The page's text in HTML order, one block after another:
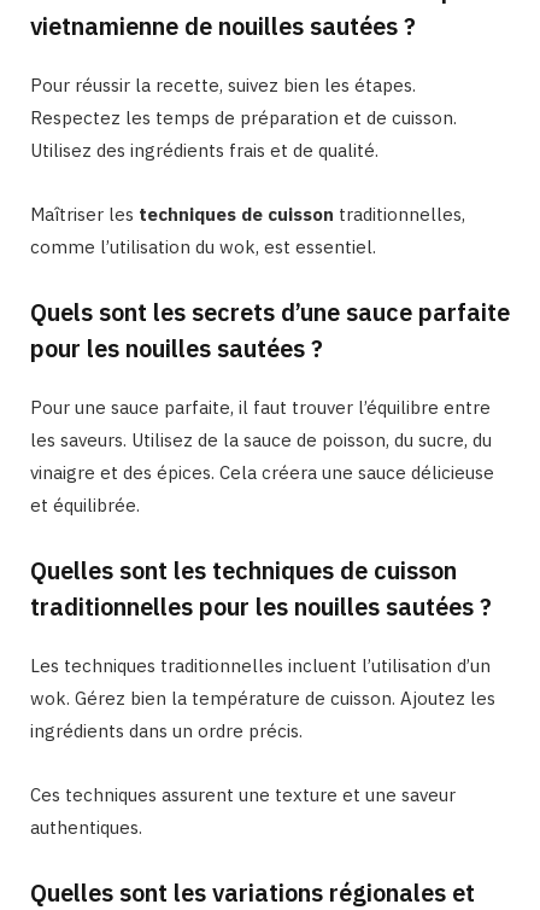
vietnamienne de nouilles sautées ?
Pour réussir la recette, suivez bien les étapes.
Respectez les temps de préparation et de cuisson.
Utilisez des ingrédients frais et de qualité.
Maîtriser les techniques de cuisson traditionnelles,
comme l’utilisation du wok, est essentiel.
Quels sont les secrets d’une sauce parfaite
pour les nouilles sautées ?
Pour une sauce parfaite, il faut trouver l’équilibre entre
les saveurs. Utilisez de la sauce de poisson, du sucre, du
vinaigre et des épices. Cela créera une sauce délicieuse
et équilibrée.
Quelles sont les techniques de cuisson
traditionnelles pour les nouilles sautées ?
Les techniques traditionnelles incluent l’utilisation d’un
wok. Gérez bien la température de cuisson. Ajoutez les
ingrédients dans un ordre précis.
Ces techniques assurent une texture et une saveur
authentiques.
Quelles sont les variations régionales et